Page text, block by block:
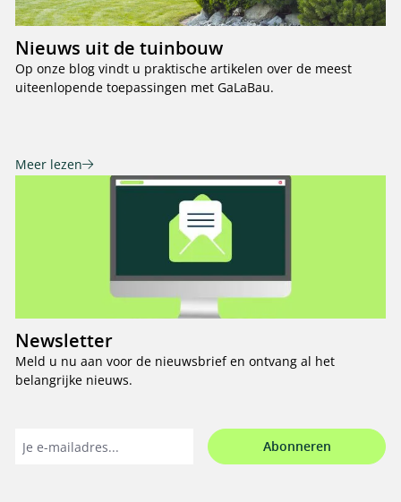
Nieuws uit de tuinbouw
Op onze blog vindt u praktische artikelen over de meest
uiteenlopende toepassingen met GaLaBau.
Meer lezen
Newsletter
Meld u nu aan voor de nieuwsbrief en ontvang al het
belangrijke nieuws.
Abonneren